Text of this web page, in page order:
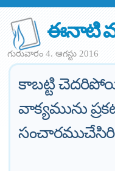
ఈనాటి
గురువారం 4. ఆగస్టు 2016
కాబట్టి
వాక్యమును